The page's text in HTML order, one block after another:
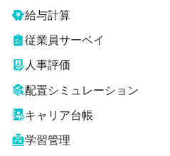
給与計算
従業員サーベイ
人事評価
配置シミュレーション
キャリア台帳
学習管理